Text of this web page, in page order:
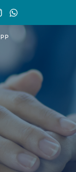
WhatsApp